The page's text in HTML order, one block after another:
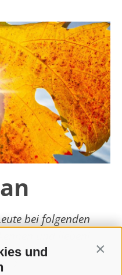
und
bei folgenden